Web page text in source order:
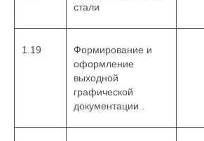
стали
1.19
Формирование и
оформление
выходной
графической
документации .